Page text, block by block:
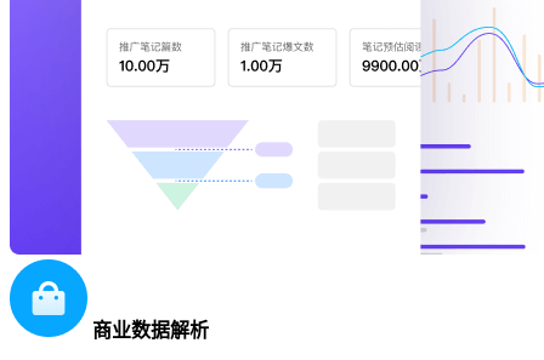
商业数据解析